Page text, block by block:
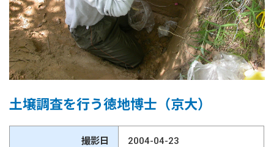
土壌調査を行う徳地博士（京大）
撮影日 2004-04-23